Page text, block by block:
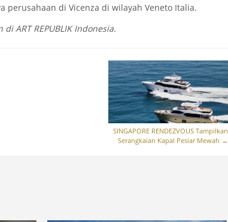
perusahaan di Vicenza di wilayah Veneto Italia.
ART REPUBLIK Indonesia.
SINGAPORE RENDEZVOUS Tampilkan
Serangkaian Kapal Pesiar Mewah →